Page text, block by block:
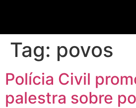
Tag: povos
Polícia Civil
palestra sobre